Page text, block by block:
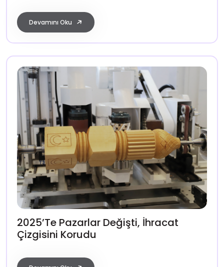
Devamını Oku
2025’te Pazarlar Değişti, İhracat
Çizgisini Korudu